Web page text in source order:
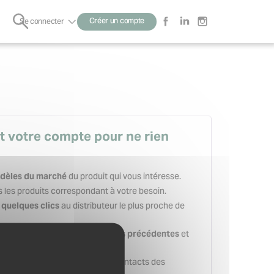
Rechercher
Se connecter
Sous-
menu
Créer un compte
votre compte pour ne rien
du marchédu produit qui vous intéresse.
les produits correspondant à votre besoin.
quelques clicsau distributeur le plus proche de
vos recherches et demandes précédenteset
en sauvegardant les contacts des